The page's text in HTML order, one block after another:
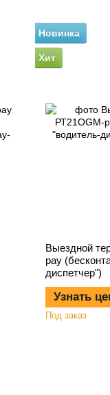
Новинка
Хит
Выездной
pay
диспетчер")
Узнать
Под заказ